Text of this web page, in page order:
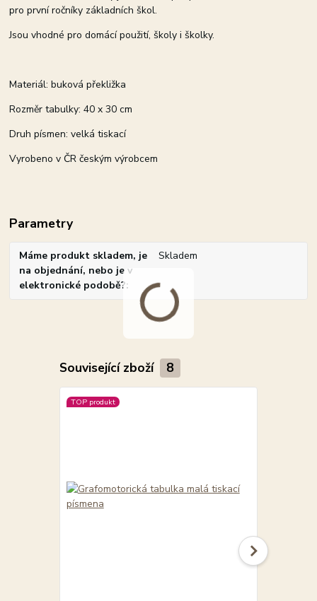
pro první ročníky základních škol.
Jsou vhodné pro domácí použití, školy i školky.
Materiál: buková překližka
Rozměr tabulky: 40 x 30 cm
Druh písmen: velká tiskací
Vyrobeno v ČR českým výrobcem
Parametry
Máme produkt skladem, je
na objednání, nebo je v
elektronické podobě?
Skladem
Související zboží 8
TOP produkt